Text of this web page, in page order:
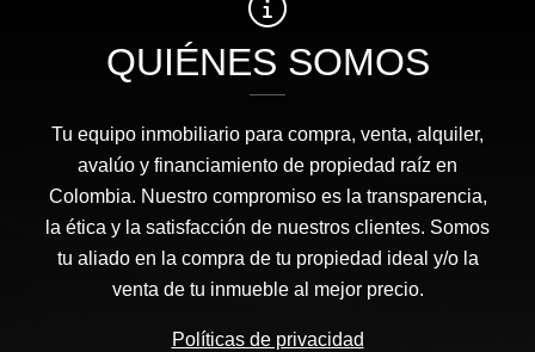
QUIÉNES SOMOS
Tu equipo inmobiliario para compra, venta, alquiler,
avalúo y financiamiento de propiedad raíz en
Colombia. Nuestro compromiso es la transparencia,
la ética y la satisfacción de nuestros clientes. Somos
tu aliado en la compra de tu propiedad ideal y/o la
venta de tu inmueble al mejor precio.
Políticas de privacidad